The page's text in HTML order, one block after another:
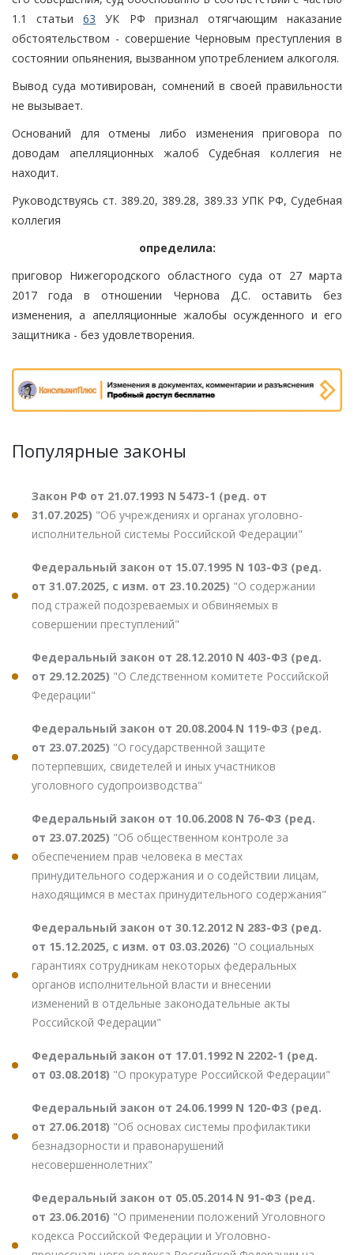
1.1 статьи63 УК РФ признал отягчающим наказание
обстоятельством - совершение Черновым преступления в
состоянии опьянения, вызванном употреблением алкоголя.
Вывод суда мотивирован, сомнений в своей правильности
не вызывает.
Оснований для отмены либо изменения приговора по
доводам апелляционных жалоб Судебная коллегия не
находит.
Руководствуясь ст. 389.20, 389.28, 389.33 УПК РФ, Судебная
коллегия
определила:
приговор Нижегородского областного суда от 27 марта
2017 года в отношении Чернова Д.С. оставить без
изменения, а апелляционные жалобы осужденного и его
защитника - без удовлетворения.
Популярные законы
Закон РФ от 21.07.1993 N 5473-1 (ред. от
31.07.2025) "Об учреждениях и органах уголовно-
исполнительной системы Российской Федерации"
Федеральный закон от 15.07.1995 N 103-ФЗ (ред.
от 31.07.2025, с изм. от 23.10.2025) "О содержании
под стражей подозреваемых и обвиняемых в
совершении преступлений"
Федеральный закон от 28.12.2010 N 403-ФЗ (ред.
от 29.12.2025) "О Следственном комитете Российской
Федерации"
Федеральный закон от 20.08.2004 N 119-ФЗ (ред.
от 23.07.2025) "О государственной защите
потерпевших, свидетелей и иных участников
уголовного судопроизводства"
Федеральный закон от 10.06.2008 N 76-ФЗ (ред.
от 23.07.2025) "Об общественном контроле за
обеспечением прав человека в местах
принудительного содержания и о содействии лицам,
находящимся в местах принудительного содержания"
Федеральный закон от 30.12.2012 N 283-ФЗ (ред.
от 15.12.2025, с изм. от 03.03.2026) "О социальных
гарантиях сотрудникам некоторых федеральных
органов исполнительной власти и внесении
изменений в отдельные законодательные акты
Российской Федерации"
Федеральный закон от 17.01.1992 N 2202-1 (ред.
от 03.08.2018) "О прокуратуре Российской Федерации"
Федеральный закон от 24.06.1999 N 120-ФЗ (ред.
от 27.06.2018) "Об основах системы профилактики
безнадзорности и правонарушений
несовершеннолетних"
Федеральный закон от 05.05.2014 N 91-ФЗ (ред.
от 23.06.2016) "О применении положений Уголовного
кодекса Российской Федерации и Уголовно-